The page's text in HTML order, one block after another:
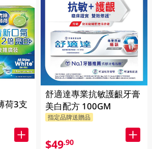
荷3支
舒適達專業抗敏護齦牙膏
美白配方 100GM
指定品牌送贈品
$49.90